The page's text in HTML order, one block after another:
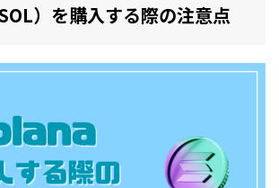
）を購入する際の注意点